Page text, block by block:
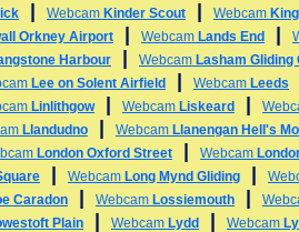
Webcam Kinder Scout Webcam
Orkney Airport Webcam Lands End
Harbour Webcam Lasham Gliding
Lee on Solent Airfield Webcam Leeds
Linlithgow Webcam Liskeard
Llandudno Webcam Llanengan Hell's
London Oxford Street Webcam
Webcam Long Mynd Gliding
Caradon Webcam Lossiemouth
Plain Webcam Lydd Webcam